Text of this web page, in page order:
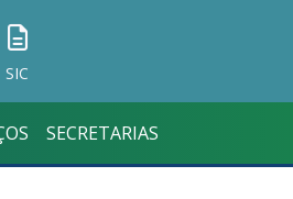
SIC
SECRETARIAS